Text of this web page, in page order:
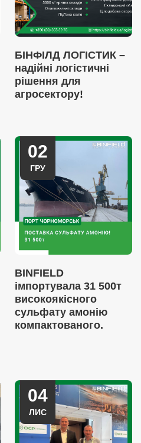
БІНФІЛД ЛОГІСТИК –
надійні логістичні
рішення для
агросектору!
02
ГРУ
BINFIELD
імпортувала 31 500т
високоякісного
сульфату амонію
компактованого.
04
ЛИС